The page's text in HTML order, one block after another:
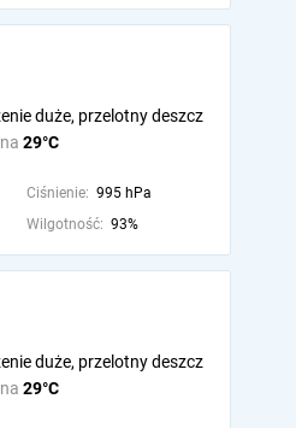
29°C
duże, przelotny deszcz
Ciśnienie: 995 hPa
Wilgotność: 93%
29°C
duże, przelotny deszcz